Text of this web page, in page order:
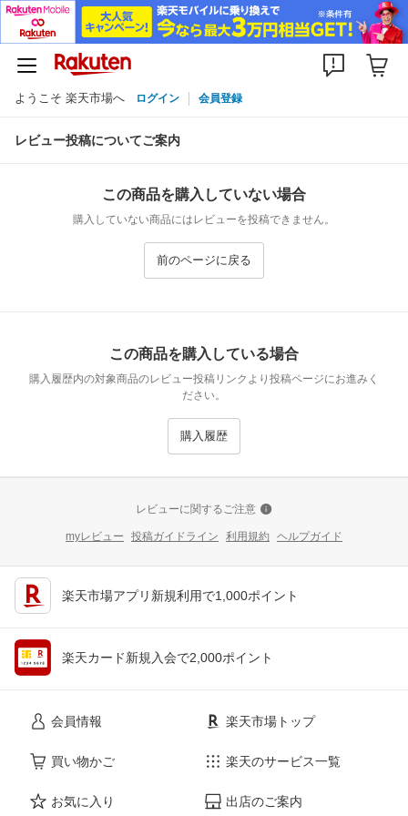
ようこそ 楽天市場へ ログイン 会員登録
レビュー投稿についてご案内
この商品を購入していない場合
購入していない商品にはレビューを投稿できません。
前のページに戻る
この商品を購入している場合
購入履歴内の対象商品のレビュー投稿リンクより投稿ページにお進みく
ださい。
購入履歴
レビューに関するご注意
myレビュー 投稿ガイドライン 利用規約 ヘルプガイド
楽天市場アプリ新規利用で1,000ポイント
楽天カード新規入会で2,000ポイント
会員情報
買い物かご
お気に入り
楽天市場トップ
楽天のサービス一覧
出店のご案内